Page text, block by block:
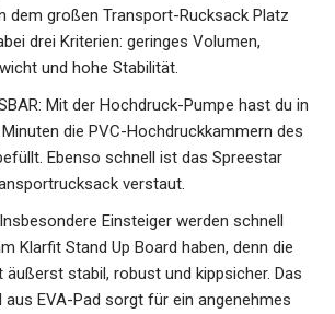
dem großen Transport-Rucksack Platz
drei Kriterien: geringes Volumen,
und hohe Stabilität.
Mit der Hochdruck-Pumpe hast du in
die PVC-Hochdruckkammern des
Ebenso schnell ist das Spreestar
verstaut.
Einsteiger werden schnell
Klarfit Stand Up Board haben, denn die
stabil, robust und kippsicher. Das
aus EVA-Pad sorgt für ein angenehmes